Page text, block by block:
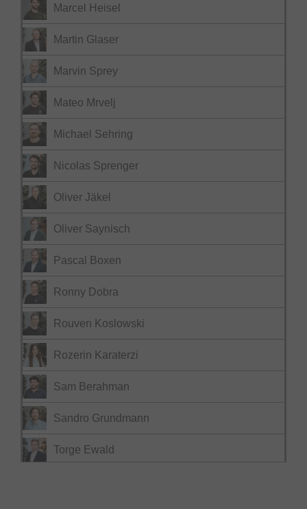
Marcel Heisel
Martin Glaser
Marvin Sprey
Mateo Mrvelj
Michael Sehring
Nicolas Sprenger
Oliver Jäkel
Oliver Saynisch
Pascal Boxen
Ronny Dobra
Rouven Koslowski
Rozerin Karaterzi
Sam Berahman
Sandro Grundmann
Torge Ewald